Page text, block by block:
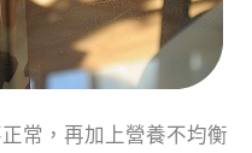
常，再加上營養不均衡